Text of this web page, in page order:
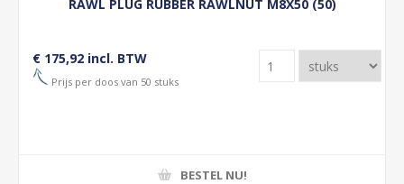
RAWL PLUG RUBBER RAWLNUT M8X50 (50)
€ 175,92 incl. BTW
Prijs per doos van 50 stuks
BESTEL NU!